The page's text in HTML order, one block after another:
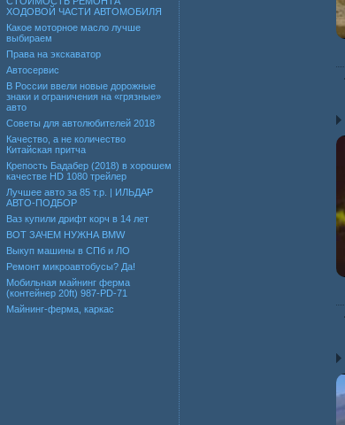
ХОДОВОЙ ЧАСТИ АВТОМОБИЛЯ
Какое моторное масло лучше
выбираем
Права на экскаватор
Автосервис
В России ввели новые дорожные
знаки и ограничения на «грязные»
авто
Советы для автолюбителей 2018
Качество, а не количество
Китайская притча
Крепость Бадабер (2018) в хорошем
качестве HD 1080 трейлер
Лучшее авто за 85 т.р. | ИЛЬДАР
АВТО-ПОДБОР
Ваз купили дрифт корч в 14 лет
ВОТ ЗАЧЕМ НУЖНА BMW
Выкуп машины в СПб и ЛО
Ремонт микроавтобусы? Да!
Мобильная майнинг ферма
(контейнер 20ft) 987-PD-71
Майнинг-ферма, каркас